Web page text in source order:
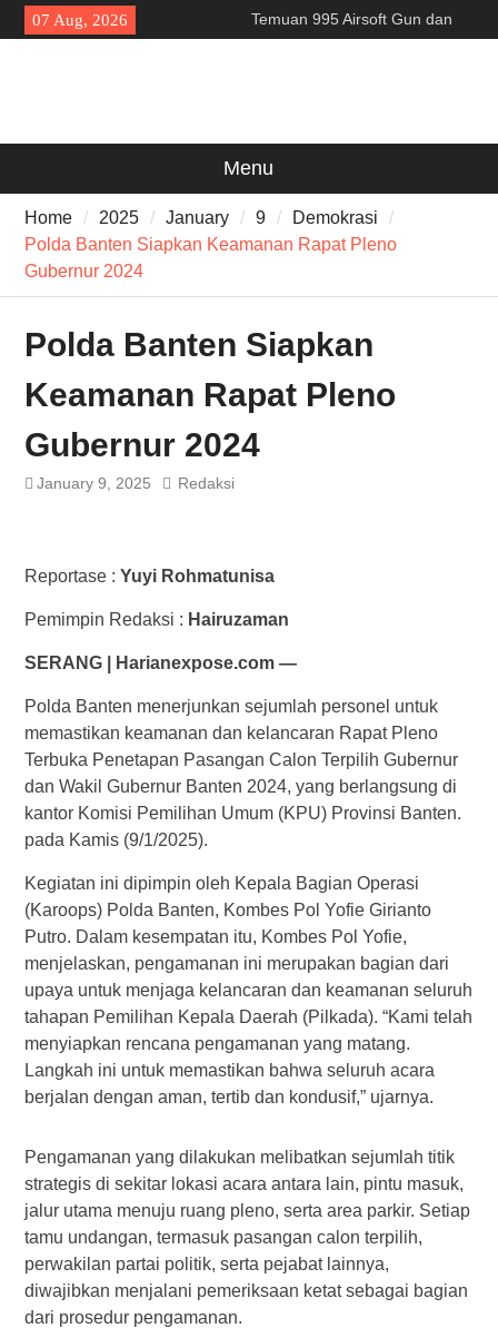
Skip
to
07 Aug, 2026
Temuan 995 Airsoft Gun dan
Narkoba di Sekolah Kebayoran
Masyarakat”
Menu
Home 2025 January 9
Demokrasi
Polda Banten Siapkan Keamanan Rapat Pleno
Gubernur 2024
Polda Banten Siapkan
Keamanan Rapat Pleno
Gubernur 2024
January 9, 2025 Redaksi
Reportase : Yuyi Rohmatunisa
Pemimpin Redaksi : Hairuzaman
SERANG | Harianexpose.com —
Polda Banten menerjunkan sejumlah personel untuk
memastikan keamanan dan kelancaran Rapat Pleno
Terbuka Penetapan Pasangan Calon Terpilih Gubernur
dan Wakil Gubernur Banten 2024, yang berlangsung di
kantor Komisi Pemilihan Umum (KPU) Provinsi Banten.
pada Kamis (9/1/2025).
Kegiatan ini dipimpin oleh Kepala Bagian Operasi
(Karoops) Polda Banten, Kombes Pol Yofie Girianto
Putro. Dalam kesempatan itu, Kombes Pol Yofie,
menjelaskan, pengamanan ini merupakan bagian dari
upaya untuk menjaga kelancaran dan keamanan seluruh
tahapan Pemilihan Kepala Daerah (Pilkada). “Kami telah
menyiapkan rencana pengamanan yang matang.
Langkah ini untuk memastikan bahwa seluruh acara
berjalan dengan aman, tertib dan kondusif,” ujarnya.
Pengamanan yang dilakukan melibatkan sejumlah titik
strategis di sekitar lokasi acara antara lain, pintu masuk,
jalur utama menuju ruang pleno, serta area parkir. Setiap
tamu undangan, termasuk pasangan calon terpilih,
perwakilan partai politik, serta pejabat lainnya,
diwajibkan menjalani pemeriksaan ketat sebagai bagian
dari prosedur pengamanan.